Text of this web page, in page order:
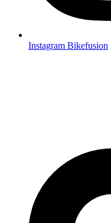
Instagram Bikefusion